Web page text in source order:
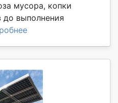
мусора, копки
до выполнения